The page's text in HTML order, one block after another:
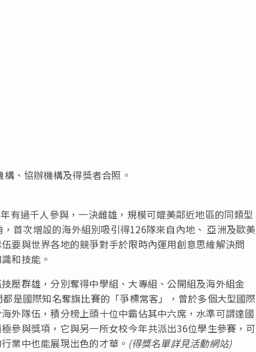
、協辦機構及得獎者合照。
有過千人參與，一決雌雄，規模可媲美鄰近地區的同類型
首次增設的海外組別吸引得126隊來自內地、 亞洲及歐美
要與世界各地的競爭對手於限時內運用創意思維解決問
和技能。
壓群雄，分別奪得中學組、大專組、公開組及海外組金
是國際知名奪旗比賽的「爭標常客」，曾於多個大型國際
外隊伍，積分榜上頭十位中霸佔其中六席，水準可謂達國
參與獎項，它與另一所女校今年共派出36位學生參賽，可
業中也能展現出色的才華。 (得獎名單詳見活動網站)